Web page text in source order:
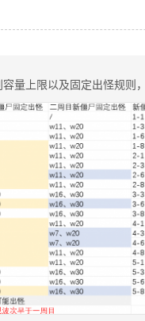
量上限以及固定出怪规则